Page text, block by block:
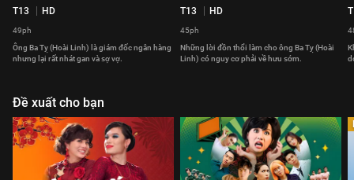
T13 HD
49ph
Ông Ba Tỵ (Hoài Linh) là giám đốc ngân hàng
nhưng lại rất nhát gan và sợ vợ.
T13 HD
45ph
Những lời đồn thổi làm cho ông Ba Tỵ (Hoài
Linh) có nguy cơ phải về hưu sớm.
Đề xuất cho bạn